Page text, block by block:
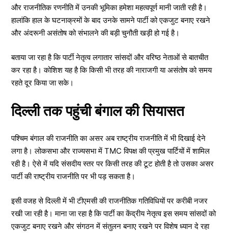
और राजनीतिक रणनीति में उनकी भूमिका हमेशा महत्वपूर्ण मानी जाती रही है।
हालांकि हाल के घटनाक्रमों के बाद उनके सामने पार्टी को एकजुट बनाए रखने
और अंदरूनी असंतोष को संभालने की बड़ी चुनौती खड़ी हो गई है।
बताया जा रहा है कि पार्टी नेतृत्व लगातार सांसदों और वरिष्ठ नेताओं से बातचीत
कर रहा है। कोशिश यह है कि किसी भी तरह की नाराजगी या असंतोष को समय
रहते दूर किया जा सके।
दिल्ली तक पहुंची बंगाल की सियासत
पश्चिम बंगाल की राजनीति का असर अब राष्ट्रीय राजनीति में भी दिखाई देने
लगा है। लोकसभा और राज्यसभा में TMC विपक्ष की प्रमुख पार्टियों में शामिल
रही है। ऐसे में यदि संसदीय स्तर पर किसी तरह की टूट होती है तो उसका असर
पार्टी की राष्ट्रीय राजनीति पर भी पड़ सकता है।
इसी वजह से दिल्ली में भी टीएमसी की राजनीतिक गतिविधियों पर करीबी नजर
रखी जा रही है। माना जा रहा है कि पार्टी का केंद्रीय नेतृत्व इस समय सांसदों को
एकजुट बनाए रखने और संगठन में संतुलन बनाए रखने पर विशेष ध्यान दे रहा